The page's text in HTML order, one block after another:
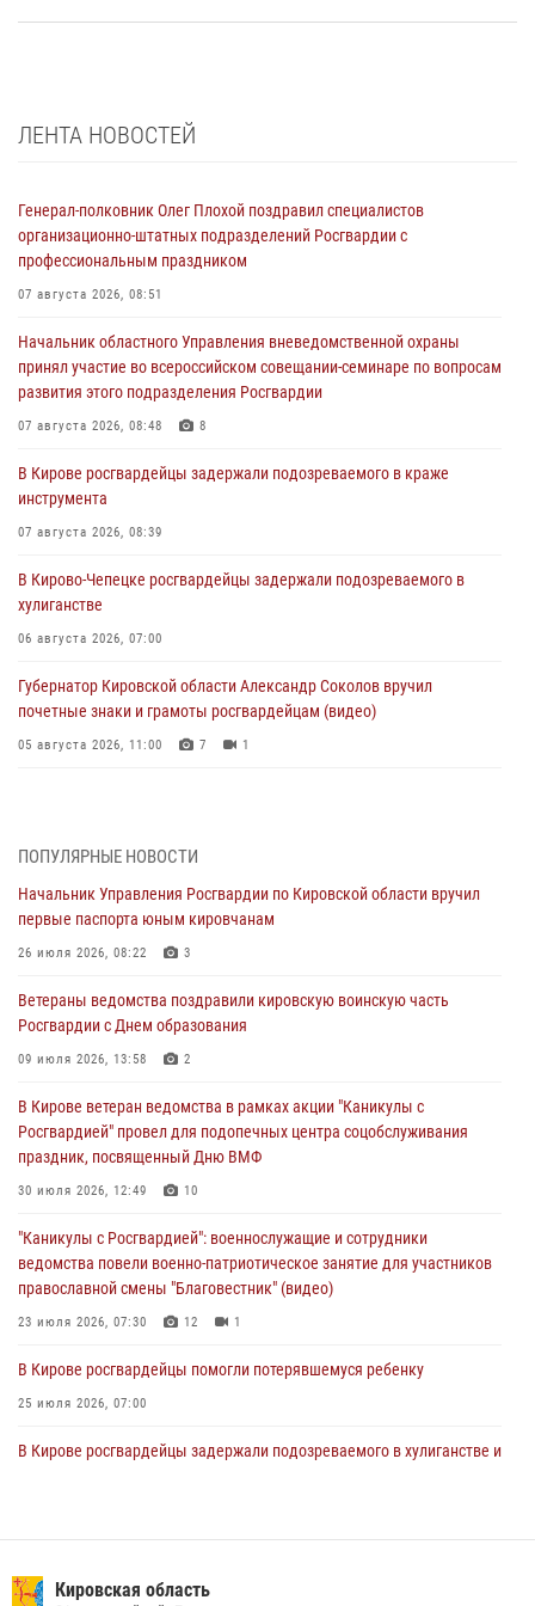
ЛЕНТА НОВОСТЕЙ
Генерал-полковник Олег Плохой поздравил специалистов
организационно-штатных подразделений Росгвардии с
профессиональным праздником
07 августа 2026, 08:51
Начальник областного Управления вневедомственной охраны
принял участие во всероссийском совещании-семинаре по вопросам
развития этого подразделения Росгвардии
07 августа 2026, 08:48 8
В Кирове росгвардейцы задержали подозреваемого в краже
инструмента
07 августа 2026, 08:39
В Кирово-Чепецке росгвардейцы задержали подозреваемого в
хулиганстве
06 августа 2026, 07:00
Губернатор Кировской области Александр Соколов вручил
почетные знаки и грамоты росгвардейцам (видео)
05 августа 2026, 11:00 7 1
04 августа 2026, 09:30
В Кирове росгвардейцы задержали подозреваемого в грабеже
03 августа 2026, 09:01
митинге в честь Дня воздушно-десантных войск
03 августа 2026, 08:45
магазина
02 августа 2026, 07:00
1 августа – День дежурной службы войск национальной гвардии
01 августа 2026, 09:39
ПОПУЛЯРНЫЕ НОВОСТИ
Начальник Управления Росгвардии по Кировской области вручил
первые паспорта юным кировчанам
26 июля 2026, 08:22 3
Ветераны ведомства поздравили кировскую воинскую часть
Росгвардии с Днем образования
09 июля 2026, 13:58 2
В Кирове ветеран ведомства в рамках акции "Каникулы с
Росгвардией" провел для подопечных центра соцобслуживания
праздник, посвященный Дню ВМФ
30 июля 2026, 12:49 10
"Каникулы с Росгвардией": военнослужащие и сотрудники
ведомства повели военно-патриотическое занятие для участников
православной смены "Благовестник" (видео)
23 июля 2026, 07:30 12 1
В Кирове росгвардейцы помогли потерявшемуся ребенку
25 июля 2026, 07:00
В Кирове росгвардейцы задержали подозреваемого в хулиганстве и
вневедомственную охрану и поступления в ведомственные вузы
Кировская область